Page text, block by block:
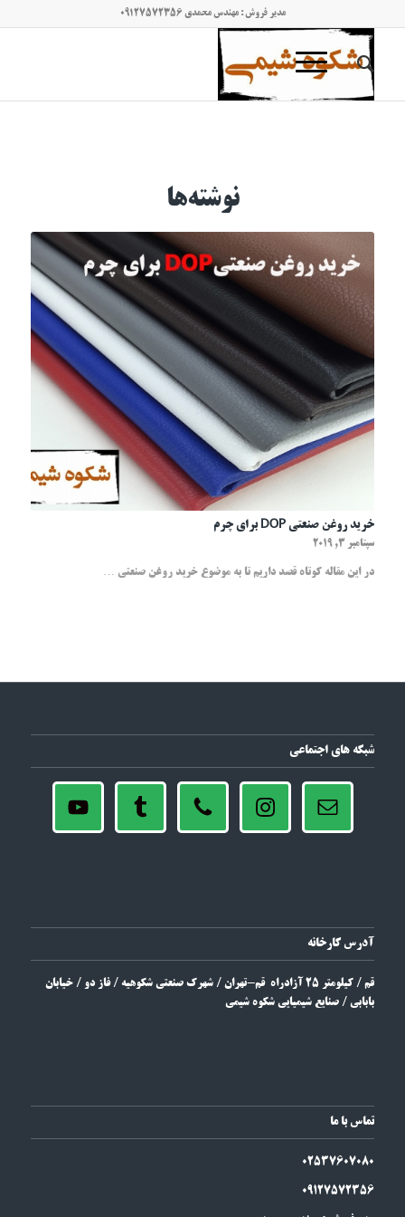
مدیر فروش : مهندس محمدی 09127572356
نوشته‌ها
خرید روغن صنعتی DOP برای چرم
سپتامبر 3, 2019
در این مقاله کوتاه قصد داریم تا به موضوع خرید روغن صنعتی …
شبکه های اجتماعی
آدرس کارخانه
قم / کیلومتر 25 آزادراه قم-تهران / شهرک صنعتی شکوهیه / فاز دو / خیابان
بابابی / صنایع شیمیایی شکوه شیمی
تماس با ما
02537607080
09127572356